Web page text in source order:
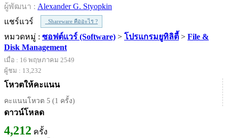
ผู้พัฒนา : Alexander G. Styopkin
แชร์แวร์
Shareware คืออะไร ?
หมวดหมู่ : ซอฟต์แวร์ (Software) > โปรแกรมยูทิลิตี้ > File &
Disk Management
เมื่อ : 16 พฤษภาคม 2549
ผู้ชม : 13,232
โหวตให้คะแนน
คะแนนโหวต 5 (1 ครั้ง)
ดาวน์โหลด
4,212 ครั้ง